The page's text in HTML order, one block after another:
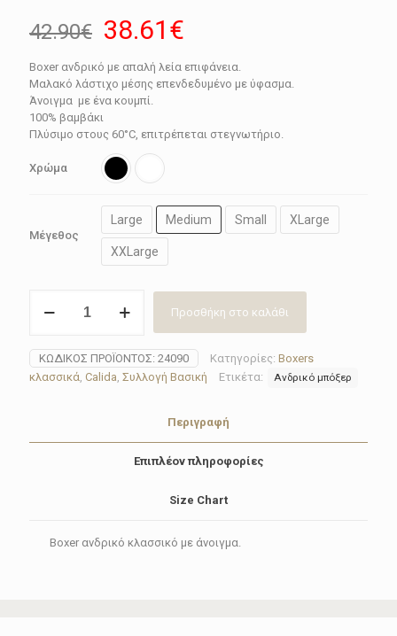
42.90€ Original
price
was:
42.90€.
38.61 €
τρέχουσα
τιμή
38.61€.
Boxer ανδρικό με απαλή λεία επιφάνεια.
Μαλακό λάστιχο μέσης επενδεδυμένο με ύφασμα.
Άνοιγμα με ένα κουμπί.
100% βαμβάκι
Πλύσιμο στους 60°C, επιτρέπεται στεγνωτήριο.
Χρώμα
Μέγεθος
Large Medium Small XLarge
XXLarge
ανδρικό
24090(Black-
White)
COTTON
Προσθήκη στο καλάθι
ΚΩΔΙΚΌΣ ΠΡΟΪΌΝΤΟΣ: 24090 Κατηγορίες: Boxers
κλασσικά Calida Συλλογή Βασική Ετικέτα: Ανδρικό μπόξερ
Περιγραφή
Επιπλέον πληροφορίες
Size Chart
Boxer ανδρικό κλασσικό με άνοιγμα.